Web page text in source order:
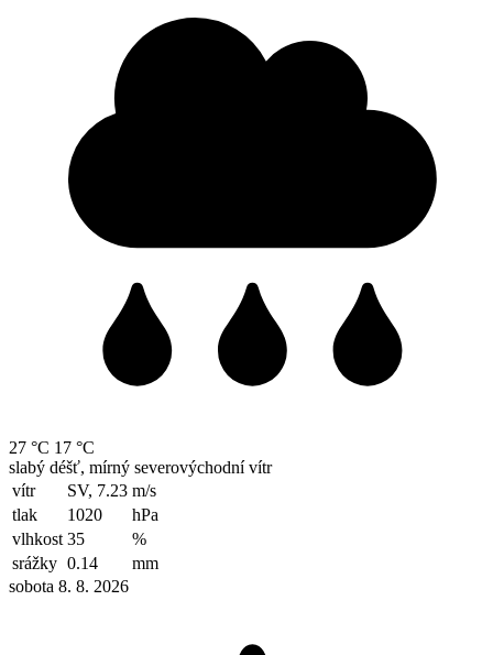
27 °C 17 °C
slabý déšť, mírný severovýchodní vítr
vítr
SV, 7.23 m/s
tlak
1020
hPa
vlhkost 35
%
srážky 0.14
mm
sobota 8. 8. 2026